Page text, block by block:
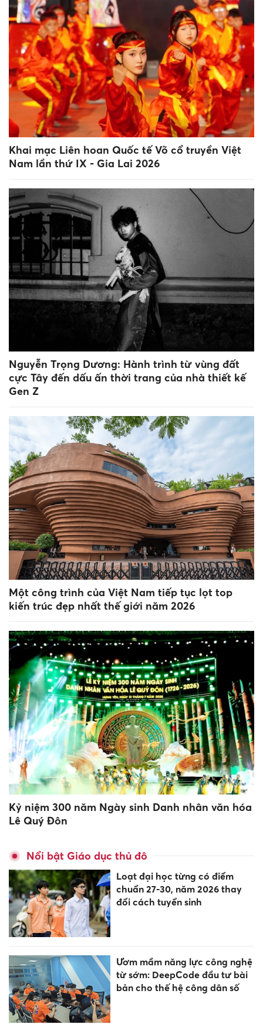
Khai mạc Liên hoan Quốc tế Võ cổ truyền Việt
Nam lần thứ IX - Gia Lai 2026
Nguyễn Trọng Dương: Hành trình từ vùng đất
cực Tây đến dấu ấn thời trang của nhà thiết kế
Gen Z
Một công trình của Việt Nam tiếp tục lọt top
kiến trúc đẹp nhất thế giới năm 2026
Kỷ niệm 300 năm Ngày sinh Danh nhân văn hóa
Lê Quý Đôn
Nổi bật Giáo dục thủ đô
Loạt đại học từng có điểm
chuẩn 27-30, năm 2026 thay
đổi cách tuyển sinh
Ươm mầm năng lực công nghệ
từ sớm: DeepCode đầu tư bài
bản cho thế hệ công dân số